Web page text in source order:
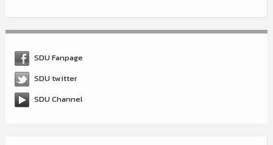
SDU Fanpage
SDU twitter
SDU Channel